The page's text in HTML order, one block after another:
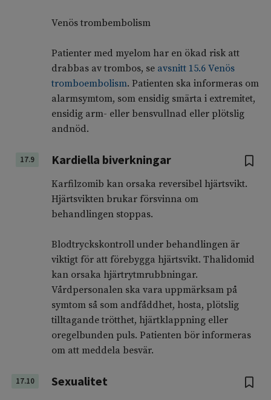
Venös trombembolism
Patienter med myelom har en ökad risk att
drabbas av trombos, se avsnitt 15.6 Venös
tromboembolism. Patienten ska informeras om
alarmsymtom, som ensidig smärta i extremitet,
ensidig arm- eller bensvullnad eller plötslig
andnöd.
17.9 Kardiella biverkningar
Karfilzomib kan orsaka reversibel hjärtsvikt.
Hjärtsvikten brukar försvinna om
behandlingen stoppas.
Blodtryckskontroll under behandlingen är
viktigt för att förebygga hjärtsvikt. Thalidomid
kan orsaka hjärtrytmrubbningar.
Vårdpersonalen ska vara uppmärksam på
symtom så som andfåddhet, hosta, plötslig
tilltagande trötthet, hjärtklappning eller
oregelbunden puls. Patienten bör informeras
om att meddela besvär.
17.10 Sexualitet